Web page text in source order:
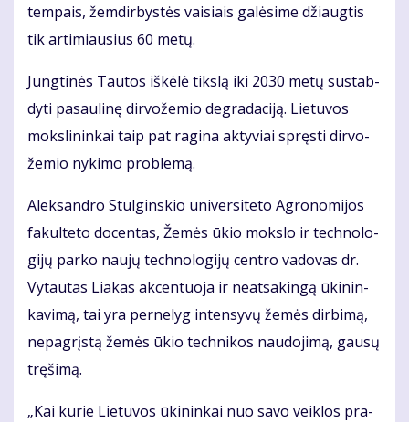
tem­pais, žem­dir­bys­tės vai­siais ga­lė­si­me džiaug­tis
tik ar­ti­miau­sius 60 me­tų.
Jung­ti­nės Tau­tos iš­kė­lė tiks­lą iki 2030 me­tų su­stab­
dy­ti pa­sau­li­nę dir­vo­že­mio de­gra­da­ci­ją. Lie­tu­vos
moks­li­nin­kai taip pat ra­gi­na ak­ty­viai spręs­ti dir­vo­
že­mio ny­ki­mo pro­ble­mą.
Alek­san­dro Stul­gins­kio uni­ver­si­te­to Ag­ro­no­mi­jos
fa­kul­te­to do­cen­tas, Že­mės ūkio moks­lo ir tech­no­lo­
gi­jų par­ko nau­jų tech­no­lo­gi­jų cen­tro va­do­vas dr.
Vy­tau­tas Lia­kas ak­cen­tuo­ja ir ne­at­sa­kin­gą ūki­nin­
ka­vi­mą, tai yra per­ne­lyg in­ten­sy­vų že­mės dir­bi­mą,
ne­pa­grįs­tą že­mės ūkio tech­ni­kos nau­do­ji­mą, gau­sų
trę­ši­mą.
„Kai ku­rie Lie­tu­vos ūki­nin­kai nuo sa­vo veik­los pra­